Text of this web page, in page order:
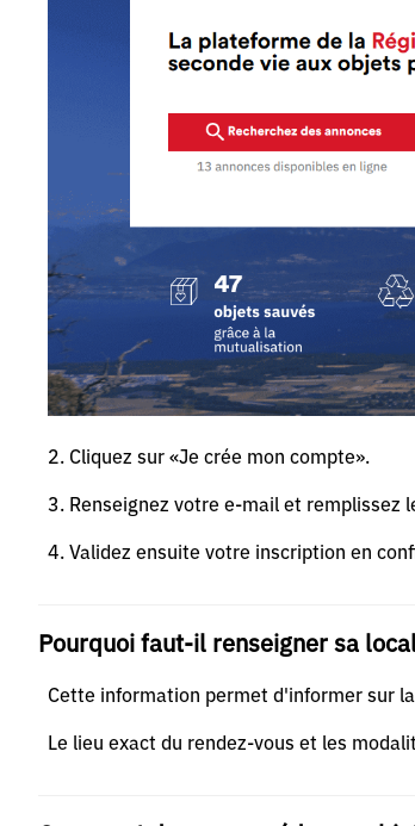
2. Cliquez sur «Je crée mon compte».
3. Renseignez votre e-mail et remplissez
4. Validez ensuite votre inscription en
Pourquoi faut-il renseigner sa
Cette information permet d'informer sur
Le lieu exact du rendez-vous et les